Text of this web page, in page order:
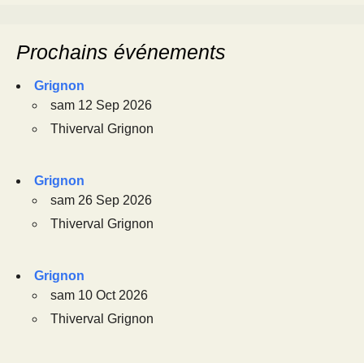
Prochains événements
Grignon
sam 12 Sep 2026
Thiverval Grignon
Grignon
sam 26 Sep 2026
Thiverval Grignon
Grignon
sam 10 Oct 2026
Thiverval Grignon